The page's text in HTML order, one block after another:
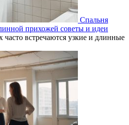
Спальня
прихожей советы и идеи
встречаются узкие и длинные